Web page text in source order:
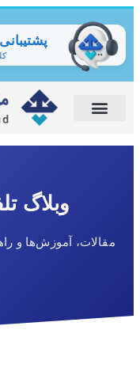
وبلاگ
مقالات، آموزش‌ها و